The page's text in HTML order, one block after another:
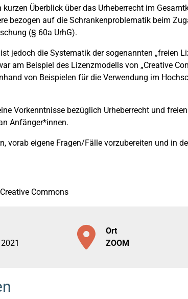
Überblick über das Urheberrecht im
bezogen auf die Schrankenproblematik beim
(§ 60a UrhG).
jedoch die Systematik der sogenannten „freien
am Beispiel des Lizenzmodells von „Creative
von Beispielen für die Verwendung im
Vorkenntnisse bezüglich Urheberrecht und
Anfänger*innen.
vorab eigene Fragen/Fälle vorzubereiten und in
Commons
Ort
ZOOM